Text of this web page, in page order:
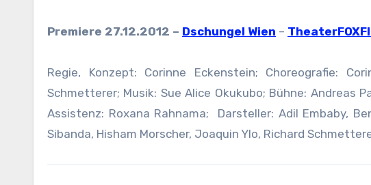
Premiere 27.12.2012 – Dschungel Wien –
Regie, Konzept: Corinne Eckenstein; Choreografie:
Schmetterer; Musik: Sue Alice Okukubo; Bühne: Andreas
Assistenz: Roxana Rahnama; Darsteller: Adil Embaby,
Sibanda, Hisham Morscher, Joaquin Ylo, Richard